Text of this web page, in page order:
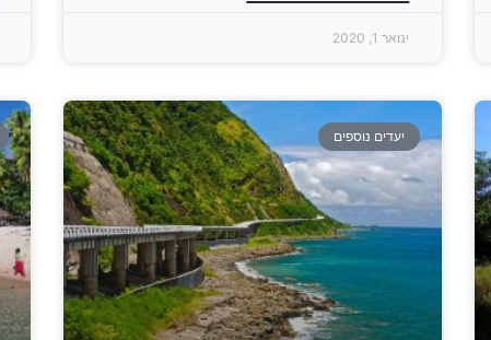
ינואר 1, 2020
יעדים נוספים